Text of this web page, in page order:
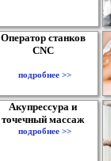
Оператор станков
CNC
подробнее >>
Акупрессура и
точечный массаж
подробнее >>